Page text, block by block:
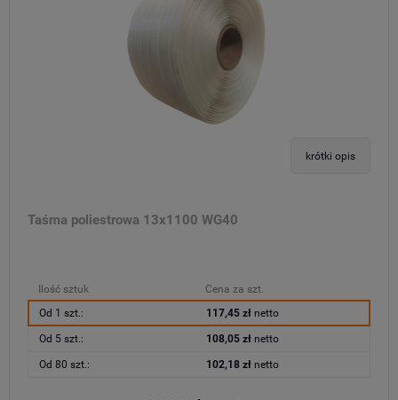
krótki opis
Taśma poliestrowa 13x1100 WG40
Ilość sztuk
Cena za szt.
Od 1 szt.:
117,45 złnetto
Od 5 szt.: 108,05 złnetto
Od 80 szt.: 102,18 złnetto